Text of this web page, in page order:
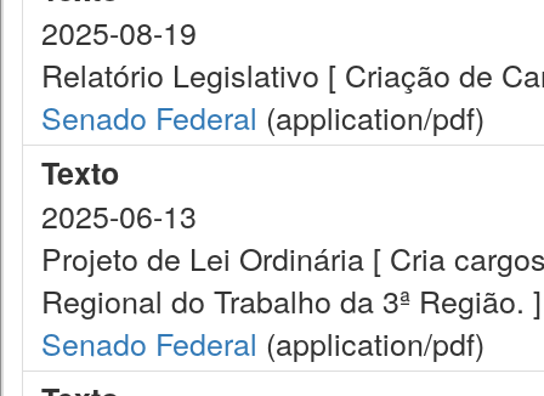
2025-08-19
Relatório Legislativo [ Criação de
Senado Federal (application/pdf)
Texto
2025-06-13
Projeto de Lei Ordinária [ Cria
Regional do Trabalho da 3ª Região. ]
Senado Federal (application/pdf)